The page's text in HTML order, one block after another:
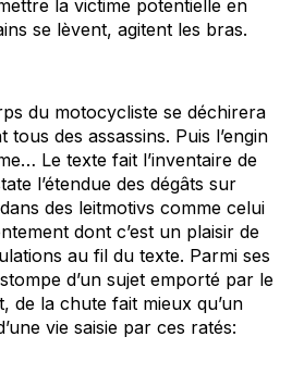
la victime potentielle en
se lèvent, agitent les bras.
du motocycliste se déchirera
des assassins. Puis l’engin
Le texte fait l’inventaire de
l’étendue des dégâts sur
des leitmotivs comme celui
dont c’est un plaisir de
au fil du texte. Parmi ses
d’un sujet emporté par le
de la chute fait mieux qu’un
vie saisie par ces ratés: